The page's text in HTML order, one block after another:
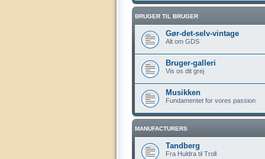
BRUGER TIL BRUGER
Gør-det-selv-vintage
Alt om GDS
Bruger-galleri
Vis os dit grej
Musikken
Fundamentet for vores passion
MANUFACTURERS
Tandberg
Fra Huldra til Troll